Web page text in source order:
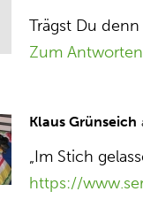
Trägst Du
Zum
Klaus Grünseich
„Im Stich
https://